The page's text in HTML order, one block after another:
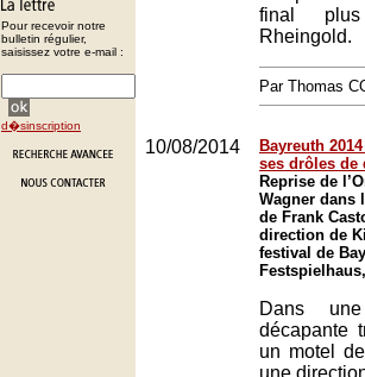
Pour recevoir notre
bulletin régulier,
saisissez votre e-mail :
d�sinscription
final
Rheingold.
Par Thomas
10/08/2014
Bayreuth
ses drôles de
Reprise de
Wagner dans
de Frank
direction de
festival de
Dans une
décapante
un motel
une